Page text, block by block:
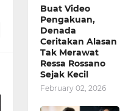
Buat Video
Pengakuan,
Denada
Ceritakan Alasan
Tak Merawat
Ressa Rossano
Sejak Kecil
February 02, 2026